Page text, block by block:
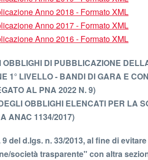
Anno 2018 - Formato XML
Anno 2017 - Formato XML
Anno 2016 - Formato XML
OBBLIGHI DI PUBBLICAZIONE
1° LIVELLO - BANDI DI GARA E
AL PNA 2022 N. 9)
OBBLIGHI ELENCATI PER LA
ANAC 1134/2017)
del d.lgs. n. 33/2013, al fine di
società trasparente" con altra